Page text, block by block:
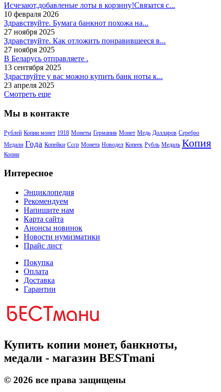
Исчезают,добавленые лоты в корзину!Связатся с...
10 февраля 2026
Здравствуйте. Бумага банкнот похожа на...
27 ноября 2025
Здравствуйте. Как отложить понравившееся в...
27 ноября 2025
В Беларусь отправляете .
13 сентября 2025
Здраствуйте у вас можно купить банк ноты к...
23 апреля 2025
Смотреть еще
Мы в контакте
Рублей Копии монет 1918 Монеты Германия Монет Медь Долларов Серебро
Медали Года Копейки Ссср Монета Новодел Копеек Рубль Медаль Копия
Копии
Интересное
Энциклопедия
Рекомендуем
Напишите нам
Карта сайта
Анонсы новинок
Новости нумизматики
Прайс лист
Покупка
Оплата
Доставка
Гарантии
Купить копии монет, банкноты,
медали - магазин BESTmani
© 2026 все права защищены